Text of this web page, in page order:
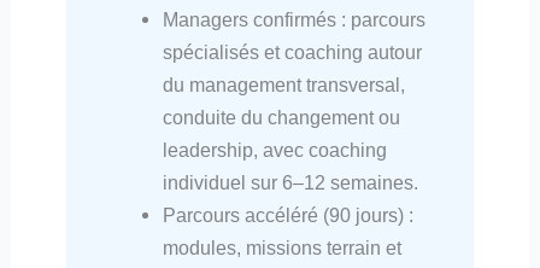
Managers confirmés : parcours
spécialisés et coaching autour
du management transversal,
conduite du changement ou
leadership, avec coaching
individuel sur 6–12 semaines.
Parcours accéléré (90 jours) :
modules, missions terrain et